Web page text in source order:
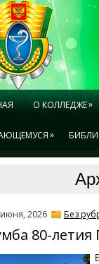
О КОЛЛЕДЖЕ»
»
2026 Без
80-